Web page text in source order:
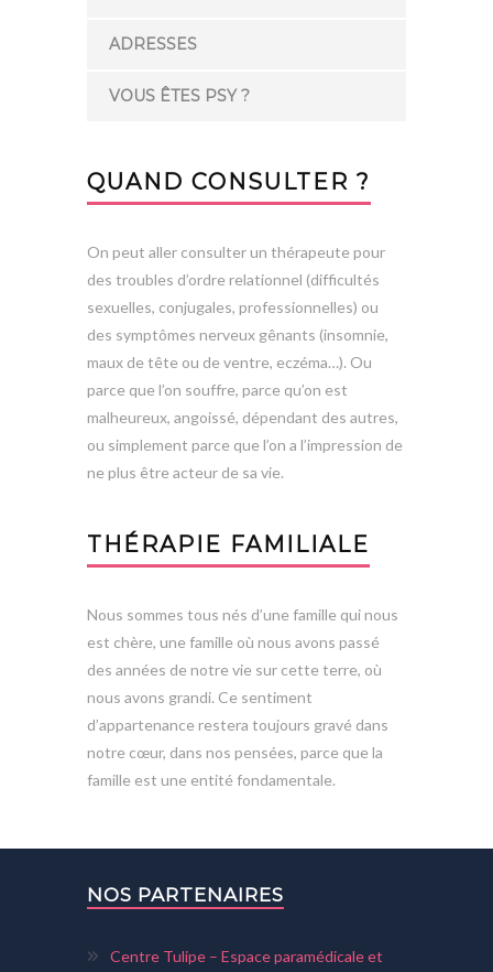
ADRESSES
VOUS ÊTES PSY ?
QUAND CONSULTER ?
On peut aller consulter un thérapeute pour
des troubles d’ordre relationnel (difficultés
sexuelles, conjugales, professionnelles) ou
des symptômes nerveux gênants (insomnie,
maux de tête ou de ventre, eczéma…). Ou
parce que l’on souffre, parce qu’on est
malheureux, angoissé, dépendant des autres,
ou simplement parce que l’on a l’impression de
ne plus être acteur de sa vie.
THÉRAPIE FAMILIALE
Nous sommes tous nés d’une famille qui nous
est chère, une famille où nous avons passé
des années de notre vie sur cette terre, où
nous avons grandi. Ce sentiment
d’appartenance restera toujours gravé dans
notre cœur, dans nos pensées, parce que la
famille est une entité fondamentale.
NOS PARTENAIRES
Centre Tulipe – Espace paramédicale et